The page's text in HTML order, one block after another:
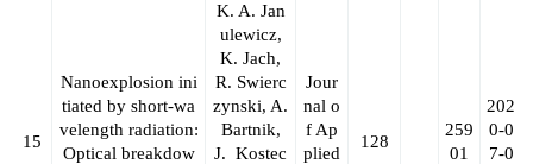
15
Nanoexplosion ini
tiated by short-wa
velength radiation:
Optical breakdow
K. A. Jan
ulewicz,
K. Jach,
R. Swierc
zynski, A.
Bartnik,
J. Kostec
Jour
nal o
f Ap
plied
128
259
01
202
0-0
7-0